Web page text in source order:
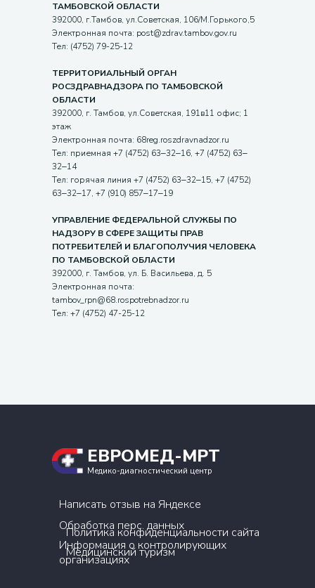
ТАМБОВСКОЙ ОБЛАСТИ
392000, г.Тамбов, ул.Советская, 106/М.Горького,5
Электронная почта: post@zdrav.tambov.gov.ru
Тел: (4752) 79-25-12
ТЕРРИТОРИАЛЬНЫЙ ОРГАН
РОСЗДРАВНАДЗОРА ПО ТАМБОВСКОЙ
ОБЛАСТИ
392000, г. Тамбов, ул.Советская, 191в11 офис; 1
этаж
Электронная почта: 68reg.roszdravnadzor.ru
Тел: приемная +7 (4752) 63‒32‒16, +7 (4752) 63‒
32‒14
Тел: горячая линия +7 (4752) 63‒32‒15, +7 (4752)
63‒32‒17, +7 (910) 857‒17‒19
УПРАВЛЕНИЕ ФЕДЕРАЛЬНОЙ СЛУЖБЫ ПО
НАДЗОРУ В СФЕРЕ ЗАЩИТЫ ПРАВ
ПОТРЕБИТЕЛЕЙ И БЛАГОПОЛУЧИЯ ЧЕЛОВЕКА
ПО ТАМБОВСКОЙ ОБЛАСТИ
392000, г. Тамбов, ул. Б. Васильева, д. 5
Электронная почта:
tambov_rpn@68.rospotrebnadzor.ru
Тел: +7 (4752) 47-25-12
ЕВРОМЕД-МРТ
Медико-диагностический центр
Написать отзыв на Яндексе
Обработка перс. данных
Политика конфиденциальности сайта
Информация о контролирующих
организациях
Медицинский туризм